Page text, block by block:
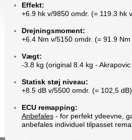
Effekt:
+6.9 hk v/9850 omdr. (= 119.3 hk
Drejningsmoment:
+6.4 Nm v/5150 omdr. (= 91.9
Vægt:
-3.8 kg (original 8.4 kg - Akrapovic
Statisk støj niveau:
+8.5 dB v/5500 omdr. (= 102,5 dB)
ECU remapping:
Anbefales- for perfekt ydeevne,
anbefales individuel tilpasset